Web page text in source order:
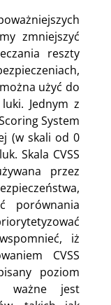
zmniejszyć
reszty
użyć do
Jednym z
System
(w skali od 0
Skala CVSS
przez
porównania
iż
CVSS
poziom
ważne jest